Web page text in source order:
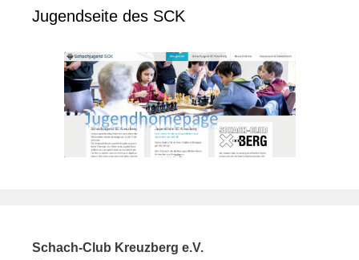
Jugendseite des SCK
Schach-Club Kreuzberg e.V.